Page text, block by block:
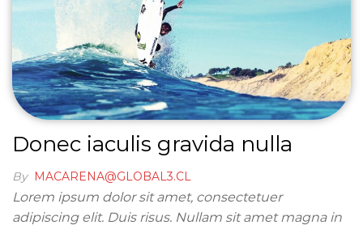
Donec iaculis gravida nulla
By MACARENA@GLOBAL3.CL
Lorem ipsum dolor sit amet, consectetuer
adipiscing elit. Duis risus. Nullam sit amet magna in